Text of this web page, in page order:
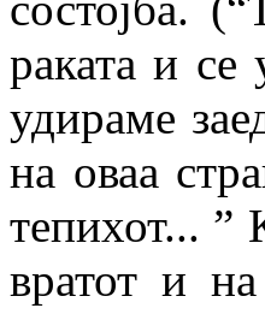
раката и
удираме
на оваа
тепихот... ”
вратот и на